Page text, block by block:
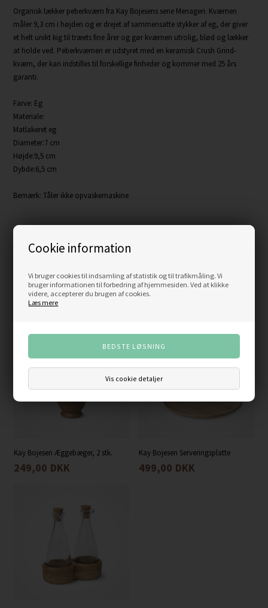
Cookie information
Vi bruger cookies til indsamling af statistik og til trafikmåling. Vi
bruger informationen til forbedring af hjemmesiden. Ved at klikke
videre, accepterer du brugen af cookies.
Læs mere
Vis cookie detaljer
Organisk lækker peberkværn fra Kay Bojesens serie Menageri. Kværnen
måler 9,3 cm i højden og er drejet af sammensatte stykker af eg, der giver
et helt unikt kig til træets fine årer og gør kværnen utrolig, blød og lækker
at holde ved. Peberkværnen er udstyret med en keramisk Crush Grind-
kværn, der kan indstilles til forskellige finheder og kommer med 25 års
garanti.
Farve: Eg
Materiale:
Matlakeret eg
Diameter:7 cm
Højde:9,5 cm
Dybde:6,5 cm
Bemærk: Tåler ikke opvaskemaskine
Organisk lækker peberkværn fra Kay Bojesens serie Menageri.
Varenummer:39122
Måske er du også interesseret i følgende produkter
Kay Bojesen Æggebæger, 2 stk.
249,00 DKK
Kay Bojesen Serveringsplatte
499,00 DKK